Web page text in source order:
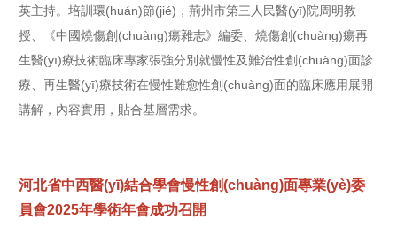
英主持。培訓環(huán)節(jié)，荊州市第三人民醫(yī)院周明教
授、《中國燒傷創(chuàng)瘍雜志》編委、燒傷創(chuàng)瘍再
生醫(yī)療技術臨床專家張強分別就慢性及難治性創(chuàng)面診
療、再生醫(yī)療技術在慢性難愈性創(chuàng)面的臨床應用展開
講解，內容實用，貼合基層需求。
河北省中西醫(yī)結合學會慢性創(chuàng)面專業(yè)委
員會2025年學術年會成功召開